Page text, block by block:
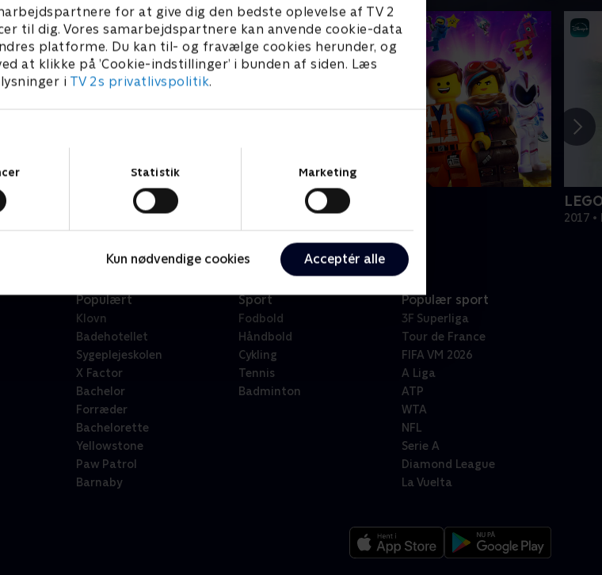
for at give dig den bedste oplevelse af TV 2
til dig. Vores samarbejdspartnere kan anvende cookie-data
platforme. Du kan til- og fravælge cookies herunder, og
at klikke på ’Cookie-indstillinger’ i bunden af siden. Læs
i TV 2s privatlivspolitik.
Statistik Marketing
Kun nødvendige cookies Acceptér alle
Presents - The Ninth Jedi LEGO filmen 2
2019 • Film • 1 t. 47 min 2017
Populært
Klovn
Badehotellet
Sygeplejeskolen
X Factor
Bachelor
Forræder
Bachelorette
Yellowstone
Paw Patrol
Barnaby
Sport
Fodbold
Håndbold
Cykling
Tennis
Badminton
Populær sport
3F Superliga
Tour de France
FIFA VM 2026
A Liga
ATP
WTA
NFL
Serie A
Diamond League
La Vuelta